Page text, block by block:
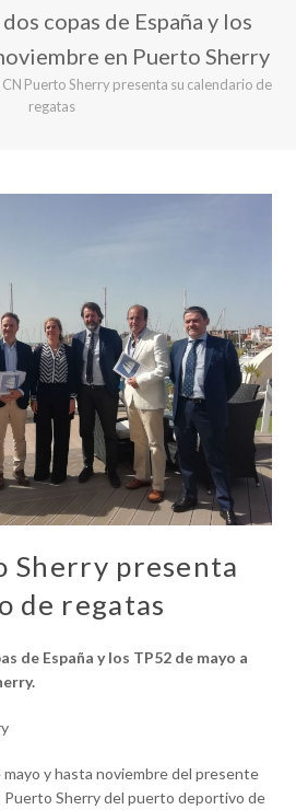
copas de España y los
en Puerto Sherry
CN Puerto Sherry presenta su calendario de
regatas
Sherry presenta
de regatas
de España y los TP52 de mayo a
y hasta noviembre del presente
Puerto Sherry del puerto deportivo de